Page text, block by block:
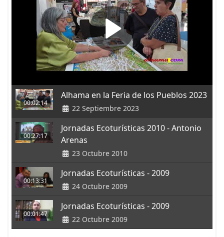
00:02:14
Alhama en la Feria de los Pueblos 2023
22 Septiembre 2023
00:27:17
Jornadas Ecoturísticas 2010 - Antonio
Arenas
23 Octubre 2010
00:13:31
Jornadas Ecoturísticas - 2009
24 Octubre 2009
00:01:47
Jornadas Ecoturísticas - 2009
22 Octubre 2009